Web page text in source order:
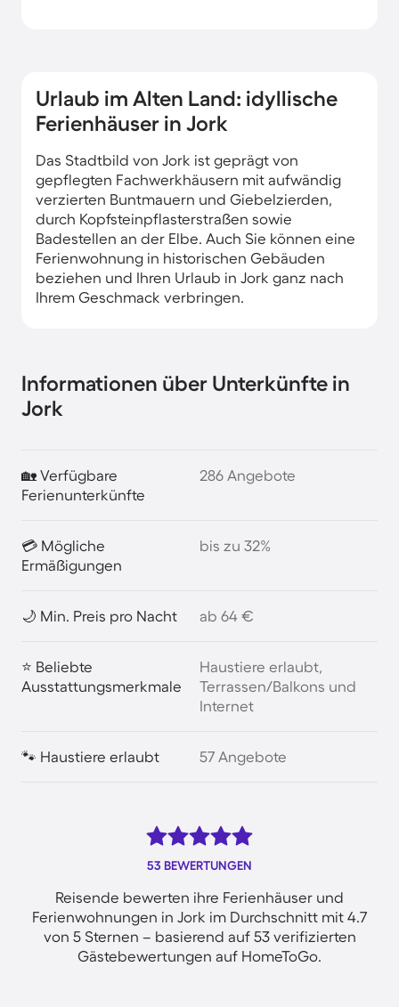
Urlaub im Alten Land: idyllische
Ferienhäuser in Jork
Das Stadtbild von Jork ist geprägt von
gepflegten Fachwerkhäusern mit aufwändig
verzierten Buntmauern und Giebelzierden,
durch Kopfsteinpflasterstraßen sowie
Badestellen an der Elbe. Auch Sie können eine
Ferienwohnung in historischen Gebäuden
beziehen und Ihren Urlaub in Jork ganz nach
Ihrem Geschmack verbringen.
Informationen über Unterkünfte in
Jork
🏡 Verfügbare
Ferienunterkünfte
286 Angebote
💳 Mögliche
Ermäßigungen
bis zu 32%
🌙 Min. Preis pro Nacht ab 64 €
⭐ Beliebte
Ausstattungsmerkmale
Haustiere erlaubt,
Terrassen/Balkons und
Internet
🐾 Haustiere erlaubt 57 Angebote
53 BEWERTUNGEN
Reisende bewerten ihre Ferienhäuser und
Ferienwohnungen in Jork im Durchschnitt mit 4.7
von 5 Sternen – basierend auf 53 verifizierten
Gästebewertungen auf HomeToGo.